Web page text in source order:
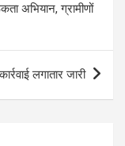
अभियान, ग्रामीणों
लगातार जारी